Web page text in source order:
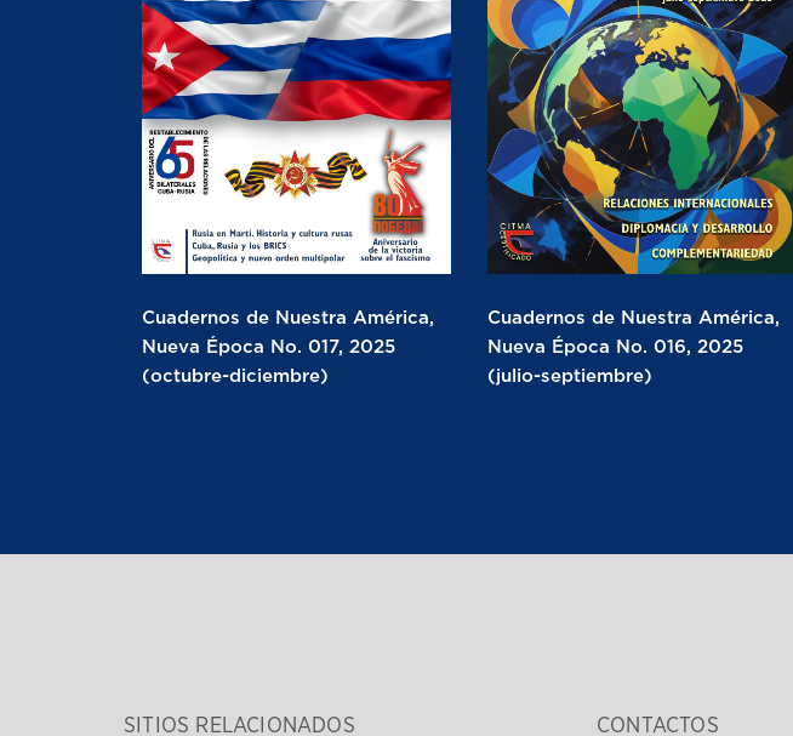
Cuadernos de Nuestra América,
Nueva Época No. 017, 2025
(octubre-diciembre)
Cuadernos de Nuestra América,
Nueva Época No. 016, 2025
(julio-septiembre)
SITIOS RELACIONADOS CONTACTOS